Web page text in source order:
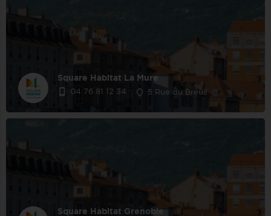
Square Habitat La Mure
04 76 81 12 34 5 Rue du Breuil
Square Habitat Grenoble